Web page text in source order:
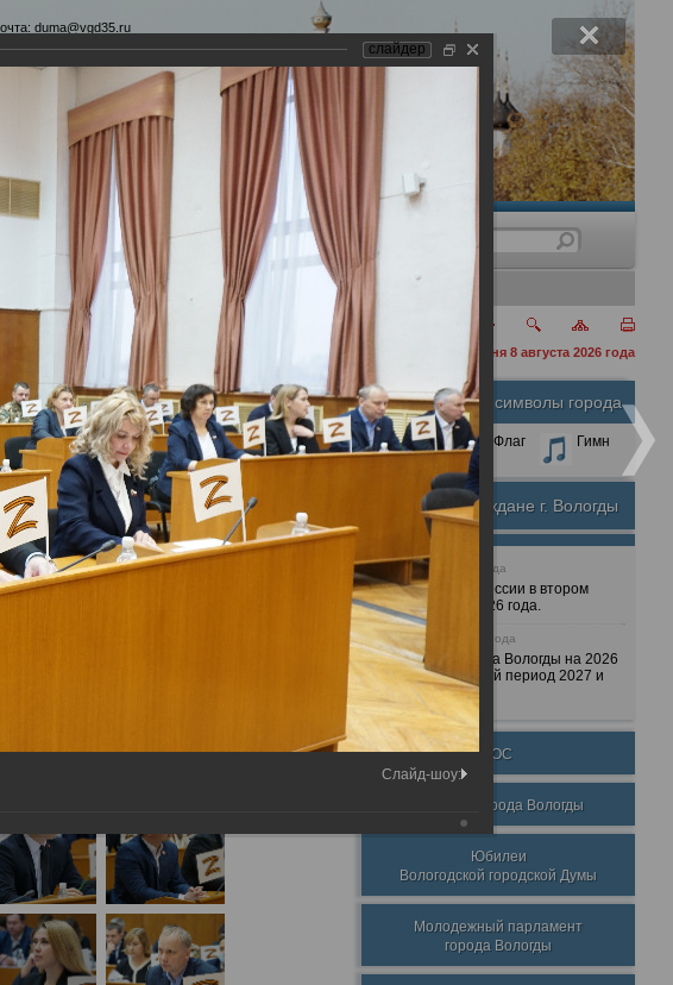
duma@vgd35.ru
объединения
сегодня 8 августа 2026 года
Размер шрифта: А А А
Официальные символы города
Герб Флаг Гимн
Почетные граждане г. Вологды
25 июня 2026 года
Очередные сессии в втором
полугодии 2026 года.
7 декабря 2025 года
Бюджет города Вологды на 2026
год и плановый период 2027 и
2028 годов.
ТОС
Награды города Вологды
Юбилеи
Вологодской городской Думы
Молодежный парламент
города Вологды
слайдер
Слайд-шоу: